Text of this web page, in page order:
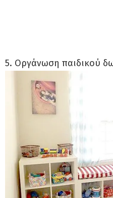
5. Οργάνωση παιδικού